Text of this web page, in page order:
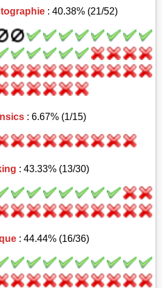
: 40.38% (21/52)
: 6.67% (1/15)
: 43.33% (13/30)
: 44.44% (16/36)